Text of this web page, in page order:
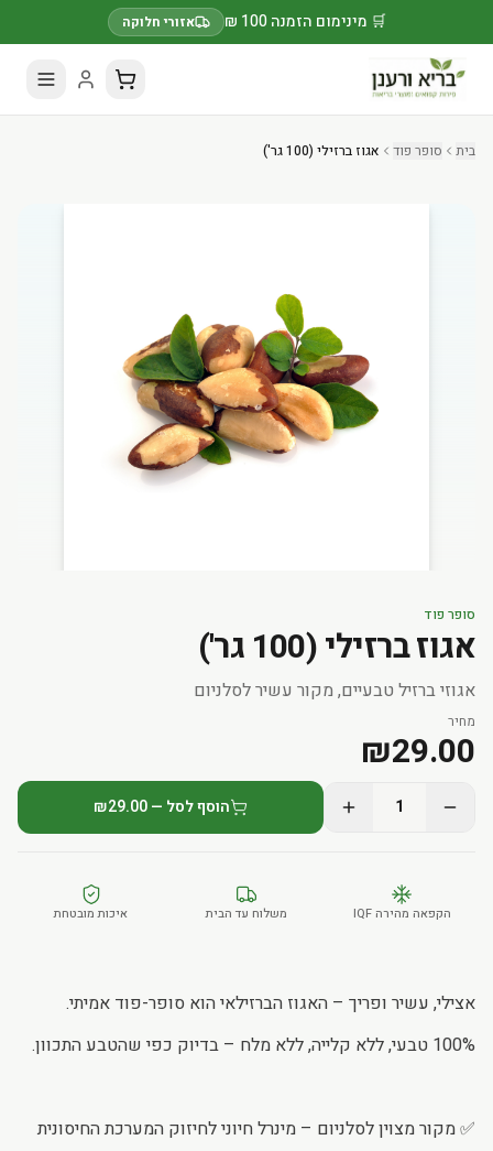
🛒 מינימום הזמנה 100 ₪ אזורי חלוקה
בית סופר פוד אגוז ברזילי (100 גר')
סופר פוד
אגוז ברזילי (100 גר')
אגוזי ברזיל טבעיים, מקור עשיר לסלניום
מחיר
₪29.00
1 הוסף לסל — ₪29.00
הקפאה מהירה IQF משלוח עד הבית איכות מובטחת
אצילי, עשיר ופריך – האגוז הברזילאי הוא סופר-פוד אמיתי.
100% טבעי, ללא קלייה, ללא מלח – בדיוק כפי שהטבע התכוון.
✅ מקור מצוין לסלניום – מינרל חיוני לחיזוק המערכת החיסונית